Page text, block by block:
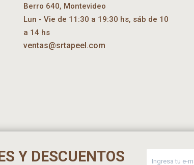
Berro 640, Montevideo
Lun - Vie de 11:30 a 19:30 hs, sáb de 10
a 14 hs
ventas@srtapeel.com
Y DESCUENTOS